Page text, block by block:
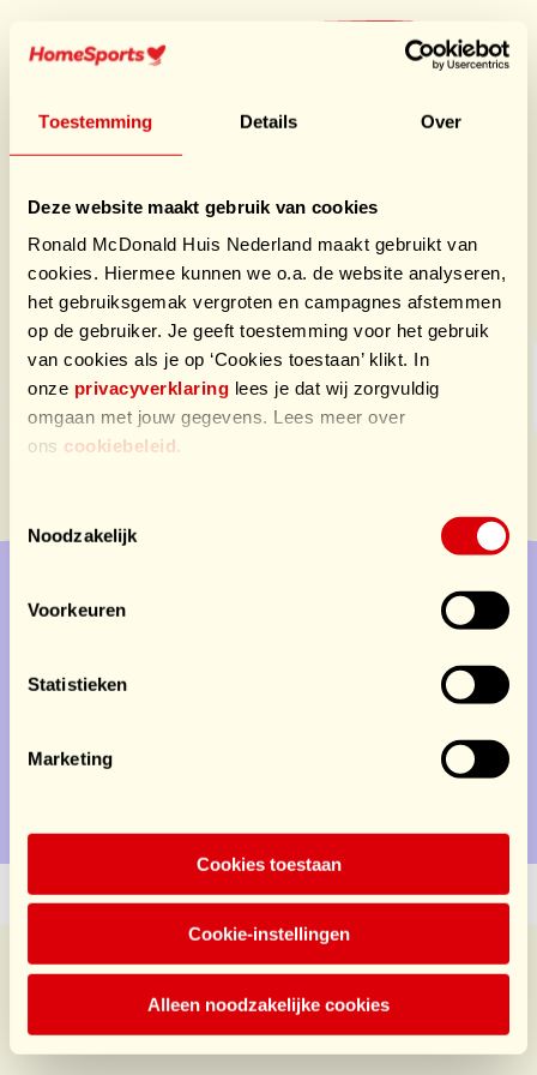
Toestemming Details Over
Deze website maakt gebruik van cookies
Ronald McDonald Huis Nederland maakt gebruikt van
cookies. Hiermee kunnen we o.a. de website analyseren,
het gebruiksgemak vergroten en campagnes afstemmen
op de gebruiker. Je geeft toestemming voor het gebruik
van cookies als je op ‘Cookies toestaan’ klikt. In
onze privacyverklaring lees je dat wij zorgvuldig
omgaan met jouw gegevens. Lees meer over
ons cookiebeleid.
Noodzakelijk
Voorkeuren
Statistieken
Marketing
Cookies toestaan
Cookie-instellingen
Alleen noodzakelijke cookies
hoofdnavigatie
Doe mee
Heb persoonlijk bij vrienden gezien hoe belangrijk het is
en hoe fantastisch de Ronald Mc. Donald huizen zijn.
Sponsors HomeSports
Doe mee
PrivacyDisclaimer